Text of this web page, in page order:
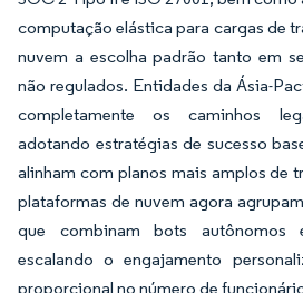
computação elástica para cargas de
nuvem a escolha padrão tanto em
não regulados. Entidades da Ásia-
completamente os caminhos
adotando estratégias de sucesso
alinham com planos mais amplos de
plataformas de nuvem agora
que combinam bots autônomos
escalando o engajamento
proporcional no número de